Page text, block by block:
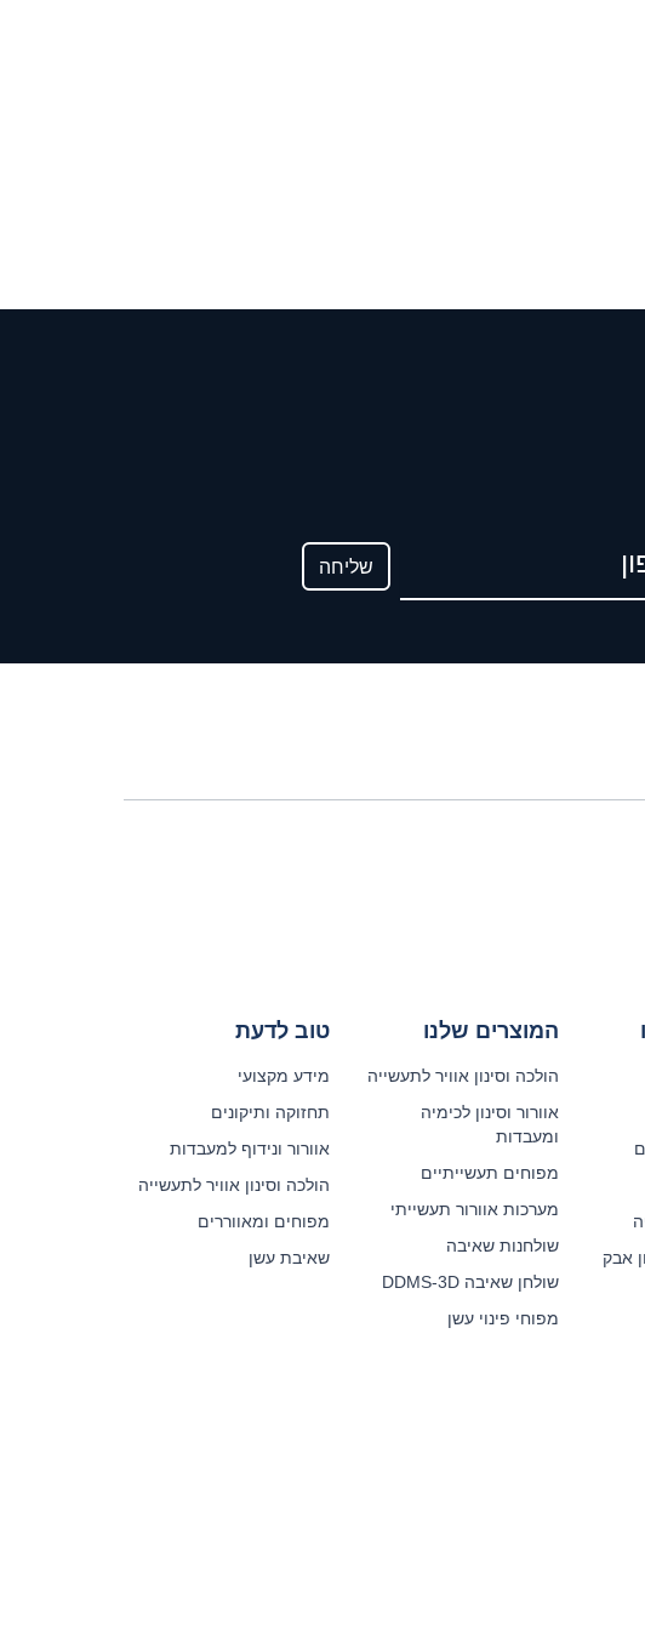
שליחה
אבק
המוצרים שלנו
הולכה וסינון אוויר לתעשייה
אוורור וסינון לכימיה
ומעבדות
מפוחים תעשייתיים
מערכות אוורור תעשייתי
שולחנות שאיבה
שולחן שאיבה DDMS-3D
מפוחי פינוי עשן
טוב לדעת
מידע מקצועי
תחזוקה ותיקונים
אוורור ונידוף למעבדות
הולכה וסינון אוויר לתעשייה
מפוחים ומאווררים
שאיבת עשן